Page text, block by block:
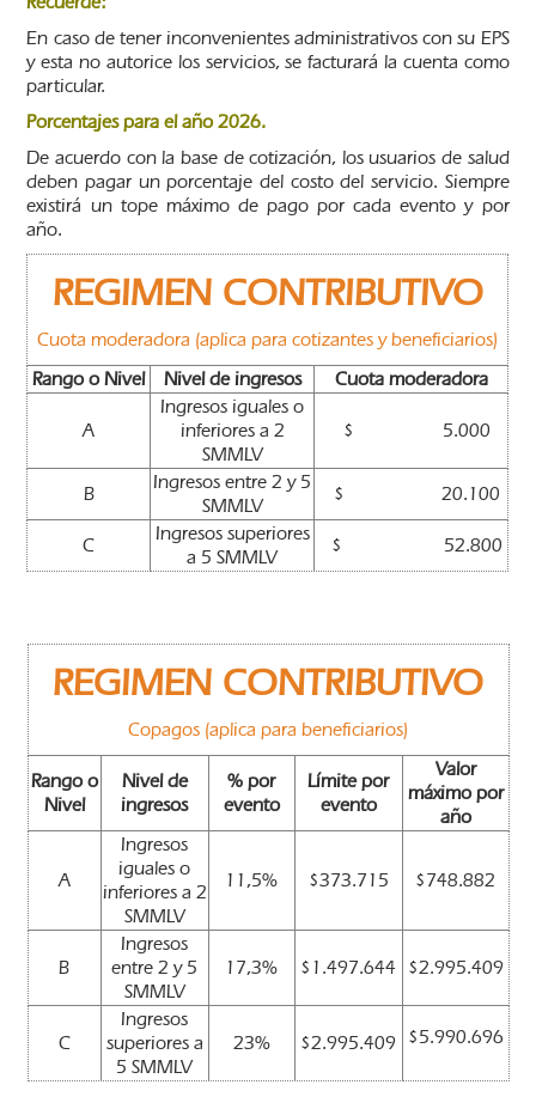
En caso de tener inconvenientes administrativos con su EPS
y esta no autorice los servicios, se facturará la cuenta como
particular.
Porcentajes para el año 2026.
De acuerdo con la base de cotización, los usuarios de salud
deben pagar un porcentaje del costo del servicio. Siempre
existirá un tope máximo de pago por cada evento y por
año.
REGIMEN CONTRIBUTIVO
Cuota moderadora (aplica para cotizantes y beneficiarios)
Rango o Nivel
Nivel de ingresos Cuota moderadora
A
Ingresos iguales o
inferiores a 2
SMMLV
$ 5.000
B
Ingresos entre 2 y 5
SMMLV
$ 20.100
C
Ingresos superiores
a 5 SMMLV
$ 52.800
REGIMEN CONTRIBUTIVO
Copagos (aplica para beneficiarios)
Rango o
Nivel
Nivel de
ingresos
% por
evento
Límite por
evento
Valor
máximo por
año
A
Ingresos
iguales o
inferiores a 2
SMMLV
11,5% $373.715 $748.882
B
Ingresos
entre 2 y 5
SMMLV
17,3% $1.497.644 $2.995.409
C
Ingresos
superiores a
5 SMMLV
23% $2.995.409 $5.990.696